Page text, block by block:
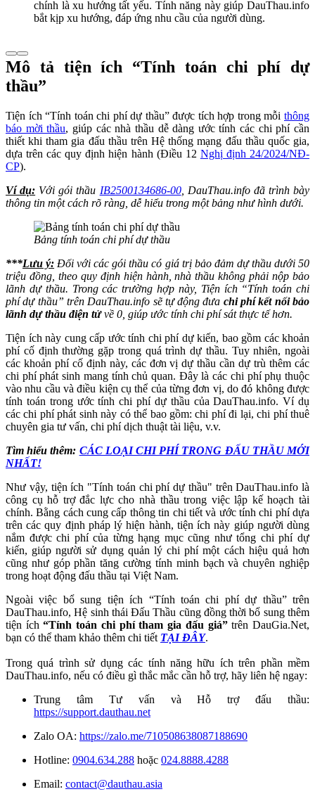
chính là xu hướng tất yếu. Tính năng này giúp DauThau.info
bắt kịp xu hướng, đáp ứng nhu cầu của người dùng.
Mô tả tiện ích “Tính toán chi phí dự
thầu”
Tiện ích “Tính toán chi phí dự thầu” được tích hợp trong mỗi thông
báo mời thầu, giúp các nhà thầu dễ dàng ước tính các chi phí cần
thiết khi tham gia đấu thầu trên Hệ thống mạng đấu thầu quốc gia,
dựa trên các quy định hiện hành (Điều 12 Nghị định 24/2024/NĐ-
CP).
Ví dụ: Với gói thầu IB2500134686-00, DauThau.info đã trình bày
thông tin một cách rõ ràng, dễ hiểu trong một bảng như hình dưới.
Bảng tính toán chi phí dự thầu
***Lưu ý: Đối với các gói thầu có giá trị bảo đảm dự thầu dưới 50
triệu đồng, theo quy định hiện hành, nhà thầu không phải nộp bảo
lãnh dự thầu. Trong các trường hợp này, Tiện ích “Tính toán chi
phí dự thầu” trên DauThau.info sẽ tự động đưa chi phí kết nối bảo
lãnh dự thầu điện tửvề 0, giúp ước tính chi phí sát thực tế hơn.
Tiện ích này cung cấp ước tính chi phí dự kiến, bao gồm các khoản
phí cố định thường gặp trong quá trình dự thầu. Tuy nhiên, ngoài
các khoản phí cố định này, các đơn vị dự thầu cần dự trù thêm các
chi phí phát sinh mang tính chủ quan. Đây là các chi phí phụ thuộc
vào nhu cầu và điều kiện cụ thể của từng đơn vị, do đó không được
tính toán trong ước tính chi phí dự thầu của DauThau.info. Ví dụ
các chi phí phát sinh này có thể bao gồm: chi phí đi lại, chi phí thuê
chuyên gia tư vấn, chi phí dịch thuật tài liệu, v.v.
Tìm hiểu thêm: CÁC LOẠI CHI PHÍ TRONG ĐẤU THẦU MỚI
NHẤT!
Như vậy, tiện ích "Tính toán chi phí dự thầu" trên DauThau.info là
công cụ hỗ trợ đắc lực cho nhà thầu trong việc lập kế hoạch tài
chính. Bằng cách cung cấp thông tin chi tiết và ước tính chi phí dựa
trên các quy định pháp lý hiện hành, tiện ích này giúp người dùng
nắm được chi phí của từng hạng mục cũng như tổng chi phí dự
kiến, giúp người sử dụng quản lý chi phí một cách hiệu quả hơn
cũng như góp phần tăng cường tính minh bạch và chuyên nghiệp
trong hoạt động đấu thầu tại Việt Nam.
Ngoài việc bổ sung tiện ích “Tính toán chi phí dự thầu” trên
DauThau.info, Hệ sinh thái Đấu Thầu cũng đồng thời bổ sung thêm
tiện ích“Tính toán chi phí tham gia đấu giá”trên DauGia.Net,
bạn có thể tham khảo thêm chi tiết TẠI ĐÂY.
Trong quá trình sử dụng các tính năng hữu ích trên phần mềm
DauThau.info, nếu có điều gì thắc mắc cần hỗ trợ, hãy liên hệ ngay:
Trung tâm Tư vấn và Hỗ trợ đấu thầu:
https://support.dauthau.net
Zalo OA: https://zalo.me/710508638087188690
Hotline: 0904.634.288 hoặc 024.8888.4288
Email: contact@dauthau.asia